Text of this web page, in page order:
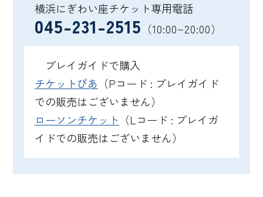
横浜にぎわい座チケット専用電話
045-231-2515 （10:00~20:00）
プレイガイドで購入
チケットぴあ （Pコード : プレイガイド
での販売はございません）
ローソンチケット （Lコード : プレイガ
イドでの販売はございません）